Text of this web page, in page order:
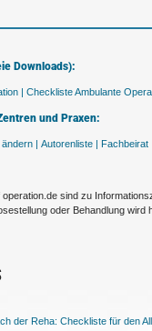
Downloads):
| Checkliste Ambulante
und Praxen:
| Autorenliste | Fachbeirat
sind zu
oder Behandlung wird
der Reha: Checkliste für den